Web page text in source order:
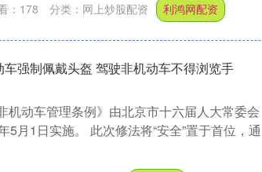
： 178 分类： 网上炒股配资 利鸿网配资
强制佩戴头盔 驾驶非机动车不得浏览手
机动车管理条例》由北京市十六届人大常委会
月1日实施。 此次修法将“安全”置于首位，通